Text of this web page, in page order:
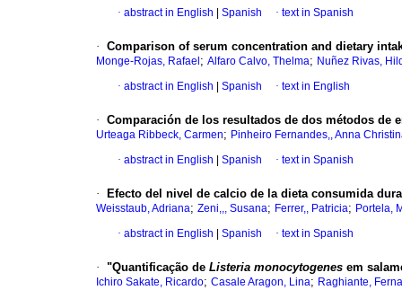
· abstract in English Spanish · text in Spanish
· Comparison of serum concentration and dietary
Monge-Rojas, Rafael ; Alfaro Calvo, Thelma; Nuñez Rivas,
· abstract in English Spanish · text in English
· Comparación de los resultados de dos métodos de
Urteaga Ribbeck, Carmen; Pinheiro Fernandes,, Anna
· abstract in English Spanish · text in Spanish
· Efecto del nivel de calcio de la dieta consumida
Weisstaub, Adriana; Zeni,,, Susana; Ferrer,, Patricia; Portela,
· abstract in English Spanish · text in Spanish
· "Quantificação de Listeria monocytogenes em
Ichiro Sakate, Ricardo; Casale Aragon, Lina; Raghiante,